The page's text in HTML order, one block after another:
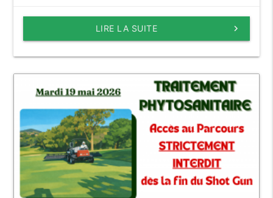
keyboard_arrow_right
LIRE LA SUITE